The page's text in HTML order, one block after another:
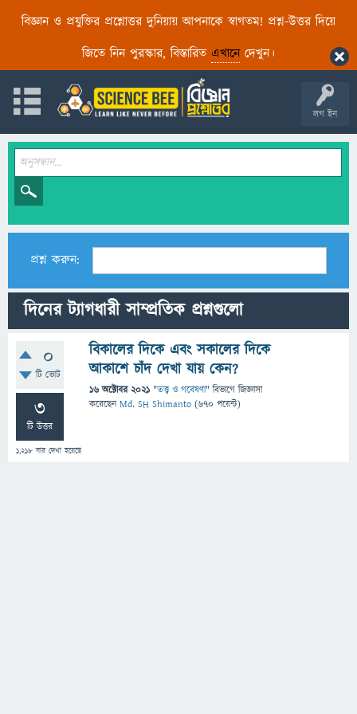
বিজ্ঞান ও প্রযুক্তির প্রশ্নোত্তর দুনিয়ায় আপনাকে স্বাগতম! প্রশ্ন-উত্তর দিয়ে
জিতে নিন পুরস্কার, বিস্তারিত এখানেদেখুন।
লগ ইন
প্রশ্ন করুন:
দিনের ট্যাগধারী সাম্প্রতিক প্রশ্নগুলো
0
টি ভোট
3
টি উত্তর
1,218 বার দেখা হয়েছে
বিকালের দিকে এবং সকালের দিকে
আকাশে চাঁদ দেখা যায় কেন?
16 অক্টোবর 2021 "তত্ত্ব ও গবেষণা" বিভাগে জিজ্ঞাসা
করেছেনMd. SH Shimanto (670 পয়েন্ট)